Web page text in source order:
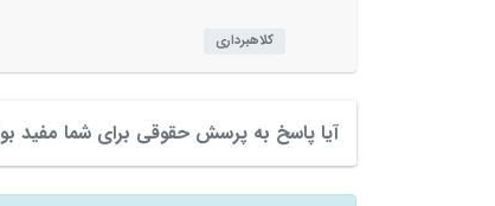
کلاهبرداری
آیا پاسخ به پرسش حقوقی برای شما مفید